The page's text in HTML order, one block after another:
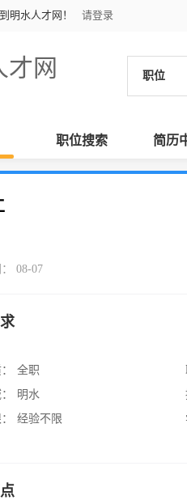
明水人才网！ 请登录
才网 职位
职位搜索 简历
08-07
全职
明水
经验不限